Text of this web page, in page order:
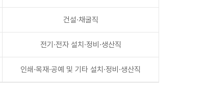
건설·채굴직
전기·전자 설치·정비·생산직
인쇄·목재·공예 및 기타 설치·정비·생산직